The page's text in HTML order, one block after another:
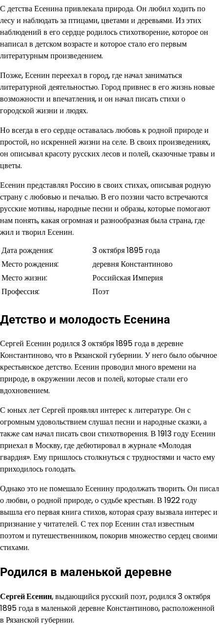
С детства Есенина привлекала природа. Он любил ходить по
лесу и наблюдать за птицами, цветами и деревьями. Из этих
наблюдений в его сердце родилось стихотворение, которое он
написал в детском возрасте и которое стало его первым
литературным произведением.
Позже, Есенин переехал в город, где начал заниматься
литературной деятельностью. Город привнес в его жизнь новые
возможности и впечатления, и он начал писать стихи о
городской жизни и людях.
Но всегда в его сердце оставалась любовь к родной природе и
простой, но искренней жизни на селе. В своих произведениях,
он описывал красоту русских лесов и полей, сказочные травы и
цветы.
Есенин представлял Россию в своих стихах, описывая родную
страну с любовью и печалью. В его поэзии часто встречаются
русские мотивы, народные песни и образы, которые помогают
нам понять, какая огромная и разнообразная была страна, где
жил и творил Есенин.
Дата рождения:
3 октября 1895 года
Место рождения:
деревня Константиново
Место жизни:
Российская Империя
Профессия:
Поэт
Детство и молодость Есенина
Сергей Есенин родился 3 октября 1895 года в деревне
Константиново, что в Рязанской губернии. У него было обычное
крестьянское детство. Есенин проводил много времени на
природе, в окружении лесов и полей, которые стали его
вдохновением.
С юных лет Сергей проявлял интерес к литературе. Он с
огромным удовольствием слушал песни и народные сказки, а
также сам начал писать свои стихотворения. В 1913 году Есенин
приехал в Москву, где дебютировал в журнале «Молодая
гвардия». Ему пришлось столкнуться с трудностями и часто ему
приходилось голодать.
Однако это не помешало Есенину продолжать творить. Он писал
о любви, о родной природе, о судьбе крестьян. В 1922 году
вышла его первая книга стихов, которая сразу вызвала интерес и
признание у читателей. С тех пор Есенин стал известным
поэтом и путешественником, покорив множество сердец своими
стихами.
Родился в маленькой деревне
Сергей Есенин, выдающийся русский поэт, родился 3 октября
1895 года в маленькой деревне Константиново, расположенной
в Рязанской губернии.